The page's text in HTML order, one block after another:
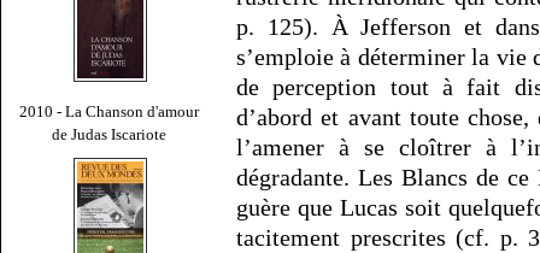
2010 - La Chanson d'amour
de Judas Iscariote
p. 125). À Jefferson et
s’emploie à déterminer la vie
de perception tout à fait
d’abord et avant toute
l’amener à se cloîtrer à
dégradante. Les Blancs de
guère que Lucas soit
tacitement prescrites (cf. p.